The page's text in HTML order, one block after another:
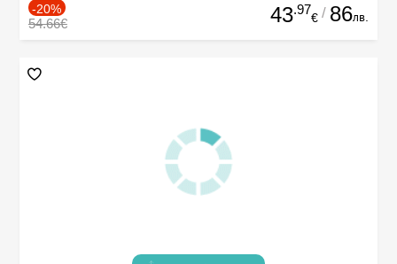
-20%
54.66€ 43.97
€ / 86лв.